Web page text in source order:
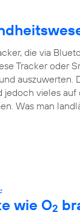
die via
Tracker oder
auszuwerten.
jedoch vieles
Was man
wie O2